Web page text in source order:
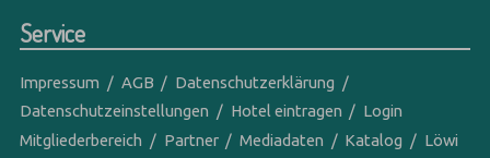
Service
Impressum AGB
Datenschutzerklärung
Datenschutzeinstellungen
Hotel eintragen
Login
Mitgliederbereich
Partner Mediadaten Katalog
Löwi